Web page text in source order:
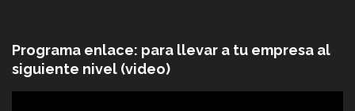
Programa enlace: para llevar a tu empresa al
siguiente nivel (video)